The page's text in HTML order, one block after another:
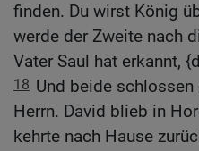
finden. Du wirst König
werde der Zweite nach
Vater Saul hat erkannt,
18 Und beide
Herrn. David blieb in
kehrte nach Hause